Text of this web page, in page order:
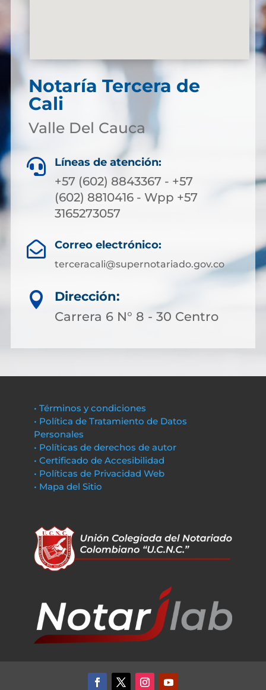
Notaría Tercera de
Cali
Valle Del Cauca
 Líneas de atención:
+57 (602) 8843367 - +57
(602) 8810416 - Wpp +57
3165273057
 Correo electrónico:
terceracali@supernotariado.gov.co

Dirección:
Carrera 6 N° 8 - 30 Centro
• Términos y condiciones
• Política de Tratamiento de Datos
Personales
• Políticas de derechos de autor
• Certificado de Accesibilidad
• Políticas de Privacidad Web
• Mapa del Sitio